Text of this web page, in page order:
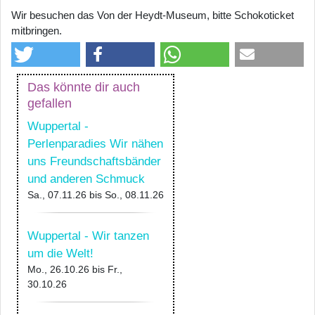
Wir besuchen das Von der Heydt-Museum, bitte Schokoticket
mitbringen.
Das könnte dir auch
gefallen
Wuppertal -
Perlenparadies Wir nähen
uns Freundschaftsbänder
und anderen Schmuck
Sa., 07.11.26 bis So., 08.11.26
Wuppertal - Wir tanzen
um die Welt!
Mo., 26.10.26 bis Fr.,
30.10.26